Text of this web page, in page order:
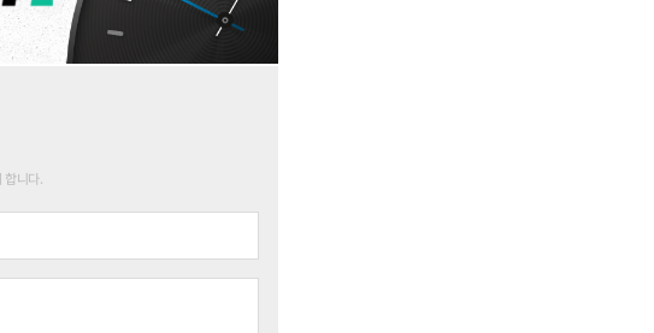
합니다.